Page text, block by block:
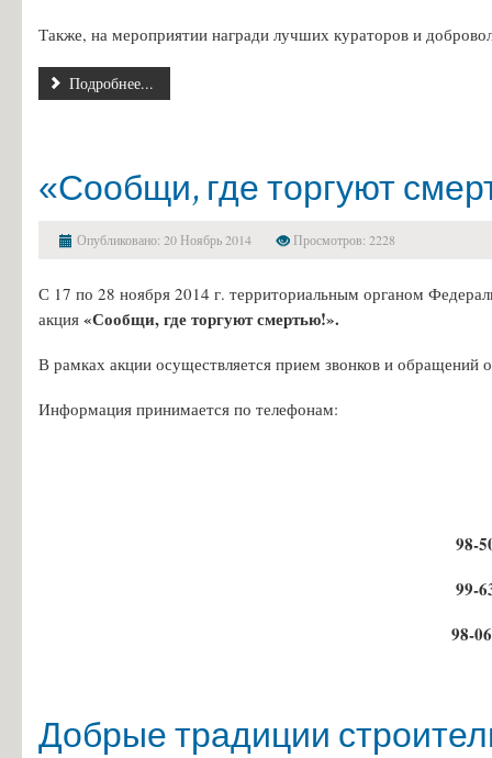
О порядке участия в ЕГЭ
Памятки по безопасности
Также, на мероприятии награди лучших кураторов и
Подробнее...
«Сообщи, где торгуют
Опубликовано: 20 Ноябрь 2014 Просмотров: 2228
С 17 по 28 ноября 2014 г. территориальным органом
акция «Сообщи, где торгуют смертью!».
В рамках акции осуществляется прием звонков и обращений
Информация принимается по телефонам:
98-
99-
98-
Добрые традиции